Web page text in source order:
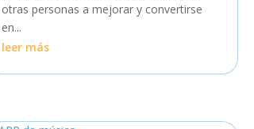
otras personas a mejorar y convertirse
en...
leer más